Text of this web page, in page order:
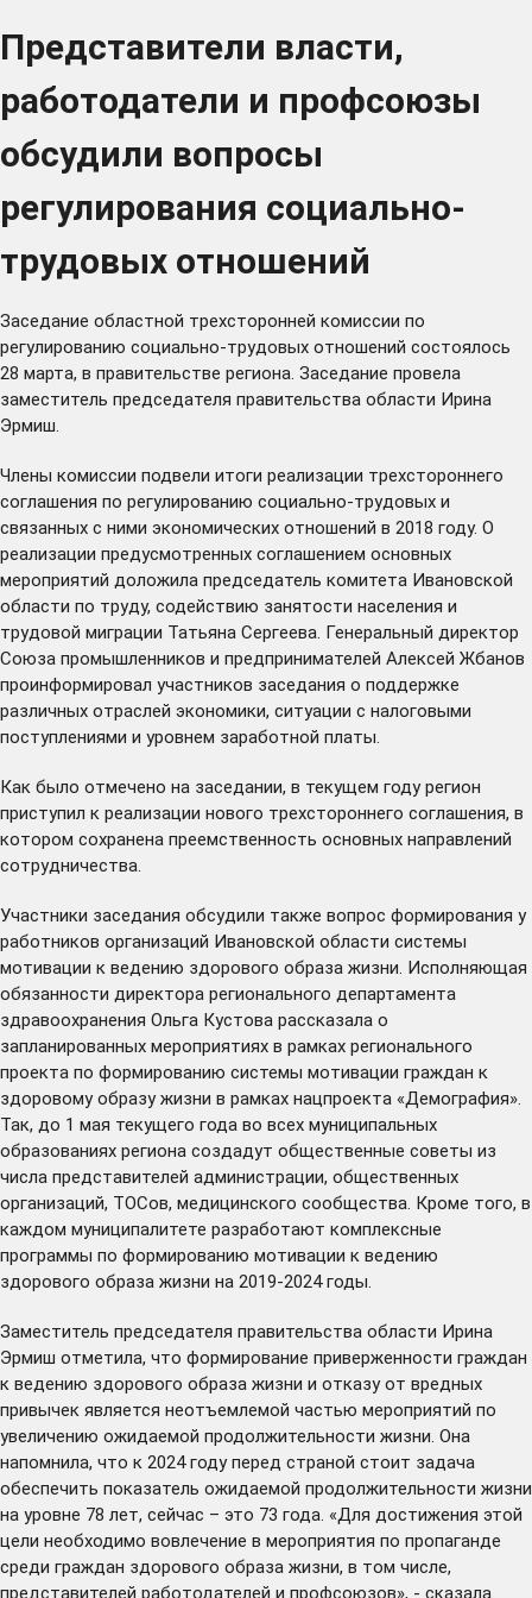
Представители власти,
работодатели и профсоюзы
обсудили вопросы
регулирования социально-
трудовых отношений
Заседание областной трехсторонней комиссии по
регулированию социально-трудовых отношений состоялось
28 марта, в правительстве региона. Заседание провела
заместитель председателя правительства области Ирина
Эрмиш.
Члены комиссии подвели итоги реализации трехстороннего
соглашения по регулированию социально-трудовых и
связанных с ними экономических отношений в 2018 году. О
реализации предусмотренных соглашением основных
мероприятий доложила председатель комитета Ивановской
области по труду, содействию занятости населения и
трудовой миграции Татьяна Сергеева. Генеральный директор
Союза промышленников и предпринимателей Алексей Жбанов
проинформировал участников заседания о поддержке
различных отраслей экономики, ситуации с налоговыми
поступлениями и уровнем заработной платы.
Как было отмечено на заседании, в текущем году регион
приступил к реализации нового трехстороннего соглашения, в
котором сохранена преемственность основных направлений
сотрудничества.
Участники заседания обсудили также вопрос формирования у
работников организаций Ивановской области системы
мотивации к ведению здорового образа жизни. Исполняющая
обязанности директора регионального департамента
здравоохранения Ольга Кустова рассказала о
запланированных мероприятиях в рамках регионального
проекта по формированию системы мотивации граждан к
здоровому образу жизни в рамках нацпроекта «Демография».
Так, до 1 мая текущего года во всех муниципальных
образованиях региона создадут общественные советы из
числа представителей администрации, общественных
организаций, ТОСов, медицинского сообщества. Кроме того, в
каждом муниципалитете разработают комплексные
программы по формированию мотивации к ведению
здорового образа жизни на 2019-2024 годы.
Заместитель председателя правительства области Ирина
Эрмиш отметила, что формирование приверженности граждан
к ведению здорового образа жизни и отказу от вредных
привычек является неотъемлемой частью мероприятий по
увеличению ожидаемой продолжительности жизни. Она
напомнила, что к 2024 году перед страной стоит задача
обеспечить показатель ожидаемой продолжительности жизни
на уровне 78 лет, сейчас – это 73 года. «Для достижения этой
цели необходимо вовлечение в мероприятия по пропаганде
среди граждан здорового образа жизни, в том числе,
представителей работодателей и профсоюзов», - сказала